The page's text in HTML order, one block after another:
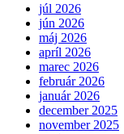
júl 2026
jún 2026
máj 2026
apríl 2026
marec 2026
február 2026
január 2026
december 2025
november 2025